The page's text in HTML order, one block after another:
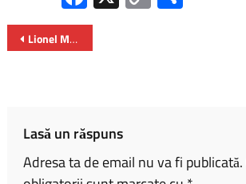
ce
b
o
Lionel Messi – cel mai bun sportiv al anului la Gala Premiilor Laureus din Paris
Lasă un răspuns
Adresa ta de email nu va fi publicată.